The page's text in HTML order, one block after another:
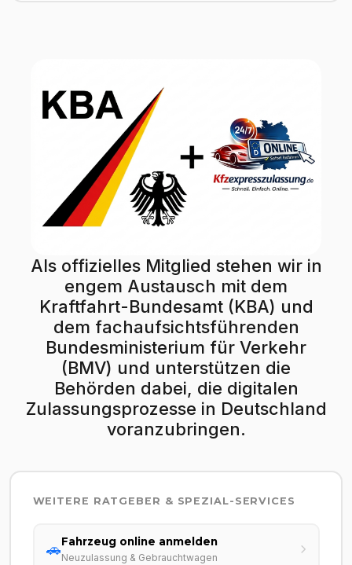
Als offizielles Mitglied stehen wir in
engem Austausch mit dem
Kraftfahrt-Bundesamt (KBA) und
dem fachaufsichtsführenden
Bundesministerium für Verkehr
(BMV) und unterstützen die
Behörden dabei, die digitalen
Zulassungsprozesse in Deutschland
voranzubringen.
WEITERE RATGEBER & SPEZIAL-SERVICES
🚗Fahrzeug online anmelden
Neuzulassung & Gebrauchtwagen